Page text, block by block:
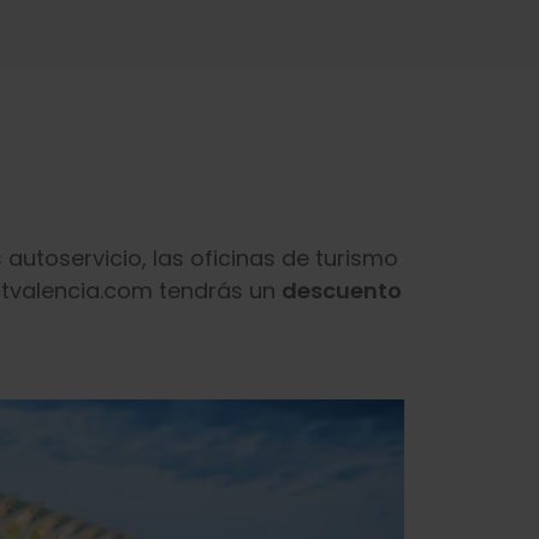
: lunes a viernes, de 09:00 a 14:00
las oficinas de turismo
tendrás un descuento